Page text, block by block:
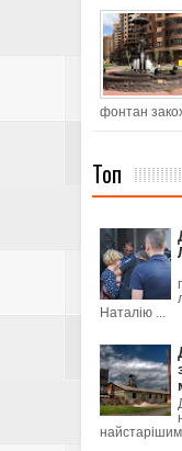
фонтан
Топ
Наталію ...
найстарішим